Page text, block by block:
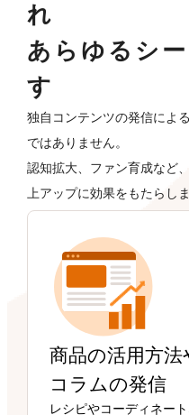
れ
あらゆるシ
す
独自コンテンツの発信によ
ではありません。
認知拡大、ファン育成など
上アップに効果をもたらしま
商品の活用方法
コラムの発信
レシピやコーディネー